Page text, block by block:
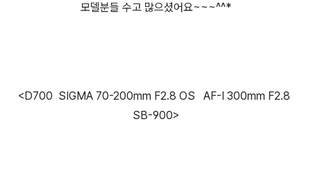
모델분들 수고 많으셨어요~~~^^*
<D700 SIGMA 70-200mm F2.8 OS AF-I 300mm F2.8
SB-900>